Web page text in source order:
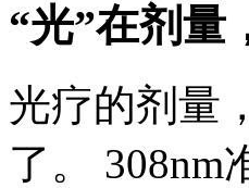
“光”在剂量
光疗的剂量
了。 308nm